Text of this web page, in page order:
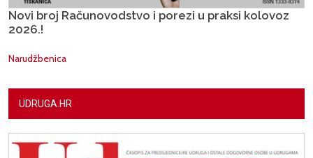
Novi broj Računovodstvo i porezi u praksi kolovoz
2026.!
Narudžbenica
UDRUGA.HR